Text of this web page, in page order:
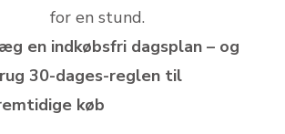
for en stund.
en indkøbsfri dagsplan – og
30-dages-reglen til
køb